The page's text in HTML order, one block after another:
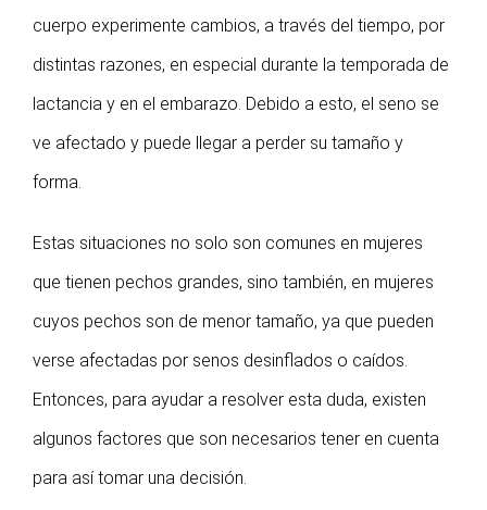
cuerpo experimente cambios, a través del tiempo, por
distintas razones, en especial durante la temporada de
lactancia y en el embarazo. Debido a esto, el seno se
ve afectado y puede llegar a perder su tamaño y
forma.
Estas situaciones no solo son comunes en mujeres
que tienen pechos grandes, sino también, en mujeres
cuyos pechos son de menor tamaño, ya que pueden
verse afectadas por senos desinflados o caídos.
Entonces, para ayudar a resolver esta duda, existen
algunos factores que son necesarios tener en cuenta
para así tomar una decisión.